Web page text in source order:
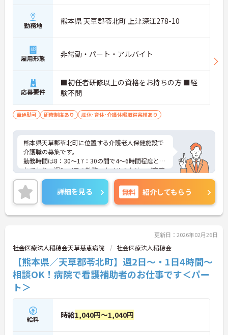
勤務地 熊本県 天草郡苓北町 上津深江278-10
雇用形態 非常勤・パート・アルバイト
応募要件
■初任者研修以上の資格をお持ちの方 ■経
験不問
車通勤可 研修制度あり 産休･育休･介護休暇取得実績あり
熊本県天草郡苓北町に位置する介護老人保健施設で
介護職の募集です。
勤務時間は8：30～17：30の間で4～6時間程度とさ
れており、週2～4日の勤務スタイルのため、ご家庭
やプライベートとの両立がしやすい点も魅力です。
駐車場があり車通勤が可能なのも安心ポイントで
す。
ご興味のある方には、面接対策ポイントなどさらに
詳細をお話いたしますので、お気軽にご相談くださ
詳細を見る 無料 紹介してもらう
更新日：2026年02月26日
社会医療法人稲穂会天草慈恵病院 社会医療法人稲穂会
【熊本県／天草郡苓北町】週2日～・1日4時間～
相談OK！病院で看護補助者のお仕事です＜パー
ト＞
給料 時給1,040円～1,040円